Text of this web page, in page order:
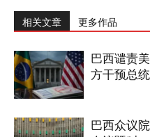
相关文章 更多作品
巴西谴责
方干预总
巴西众议